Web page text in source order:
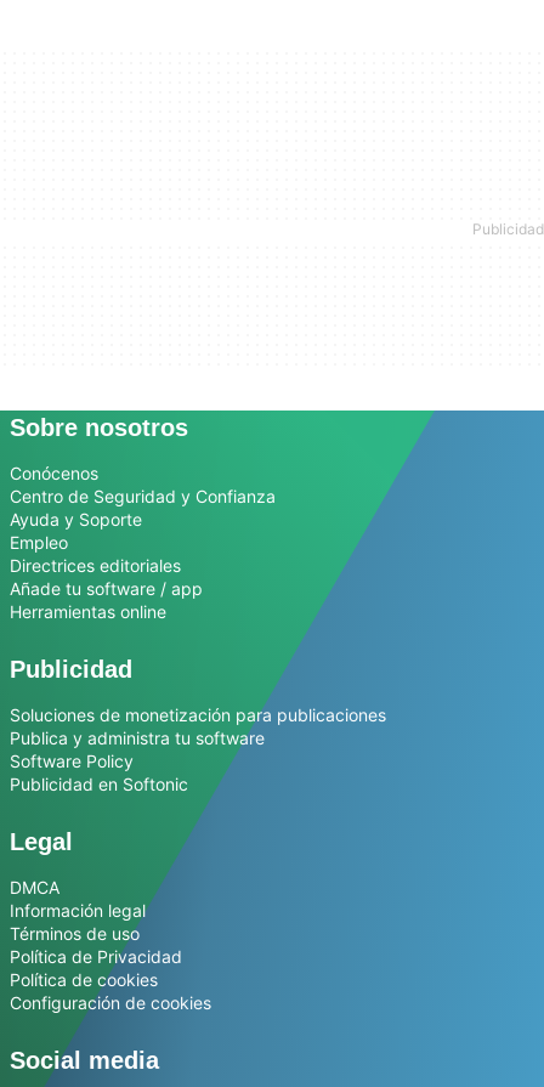
Sobre nosotros
Conócenos
Centro de Seguridad y Confianza
Ayuda y Soporte
Empleo
Directrices editoriales
Añade tu software / app
Herramientas online
Publicidad
Soluciones de monetización para publicaciones
Publica y administra tu software
Software Policy
Publicidad en Softonic
Legal
DMCA
Información legal
Términos de uso
Política de Privacidad
Política de cookies
Configuración de cookies
Social media